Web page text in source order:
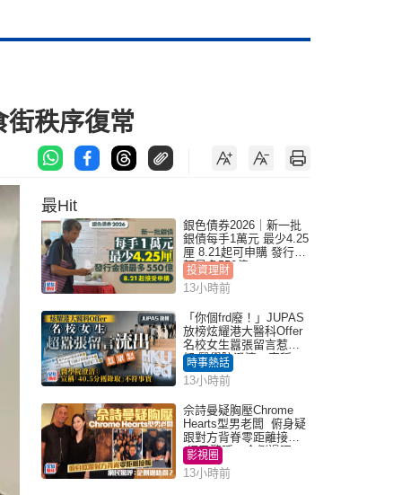
街秩序復常
最Hit
銀色債券2026｜新一批
銀債每手1萬元 最少4.25
厘 8.21起可申購 發行金
額最多550億
投資理財
13小時前
「你個frd廢！」JUPAS
放榜炫耀港大醫科Offer
名校女生囂張留言惹眾
怒 醫學院澄清：宣稱
「40.5分獲錄取」不符事
實｜Juicy叮
時事熱話
13小時前
佘詩曼疑胸壓Chrome
Hearts型男老闆 俯身疑
跟對方背脊零距離接觸
網民驚呼：企側邊唔
得？
影視圈
13小時前